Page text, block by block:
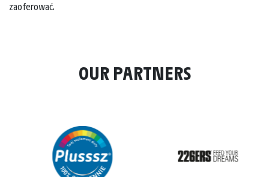
zaoferować.
OUR PARTNERS